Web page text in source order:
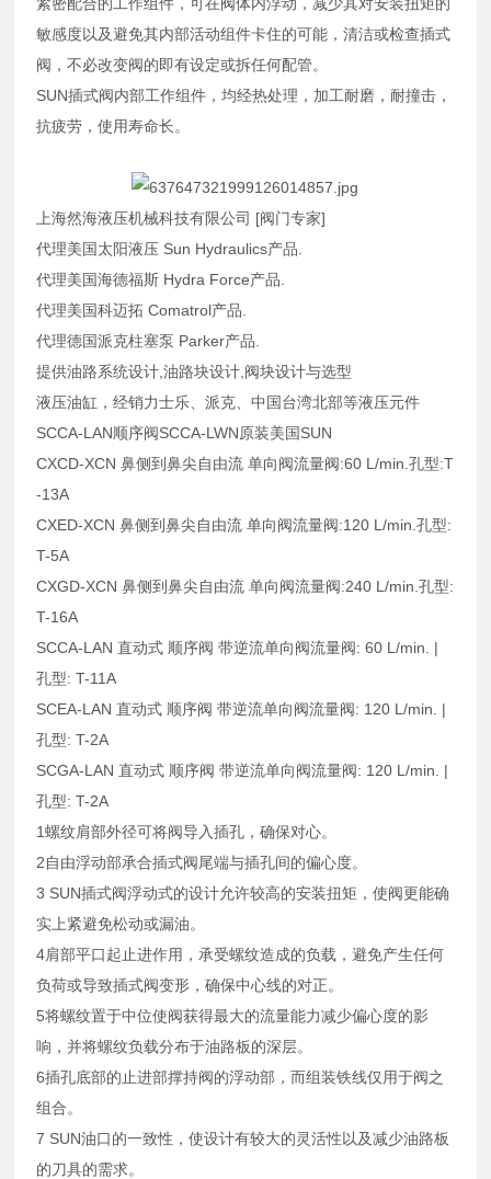
敏感度以及避免其内部活动组件卡住的可能，清洁或检查插式
阀，不必改变阀的即有设定或拆任何配管。
SUN插式阀内部工作组件，均经热处理，加工耐磨，耐撞击，
抗疲劳，使用寿命长。
上海然海液压机械科技有限公司 [阀门专家]
代理美国太阳液压 Sun Hydraulics产品.
代理美国海德福斯 Hydra Force产品.
代理美国科迈拓 Comatrol产品.
代理德国派克柱塞泵 Parker产品.
提供油路系统设计,油路块设计,阀块设计与选型
液压油缸，经销力士乐、派克、中国台湾北部等液压元件
SCCA-LAN顺序阀SCCA-LWN原装美国SUN
CXCD-XCN 鼻侧到鼻尖自由流 单向阀流量阀:60 L/min.孔型:T
-13A
CXED-XCN 鼻侧到鼻尖自由流 单向阀流量阀:120 L/min.孔型:
T-5A
CXGD-XCN 鼻侧到鼻尖自由流 单向阀流量阀:240 L/min.孔型:
T-16A
SCCA-LAN 直动式 顺序阀 带逆流单向阀流量阀: 60 L/min. |
孔型: T-11A
SCEA-LAN 直动式 顺序阀 带逆流单向阀流量阀: 120 L/min. |
孔型: T-2A
SCGA-LAN 直动式 顺序阀 带逆流单向阀流量阀: 120 L/min. |
孔型: T-2A
1螺纹肩部外径可将阀导入插孔，确保对心。
2自由浮动部承合插式阀尾端与插孔间的偏心度。
3 SUN插式阀浮动式的设计允许较高的安装扭矩，使阀更能确
实上紧避免松动或漏油。
4肩部平口起止进作用，承受螺纹造成的负载，避免产生任何
负荷或导致插式阀变形，确保中心线的对正。
5将螺纹置于中位使阀获得最大的流量能力减少偏心度的影
响，并将螺纹负载分布于油路板的深层。
6插孔底部的止进部撑持阀的浮动部，而组装铁线仅用于阀之
组合。
7 SUN油口的一致性，使设计有较大的灵活性以及减少油路板
的刀具的需求。